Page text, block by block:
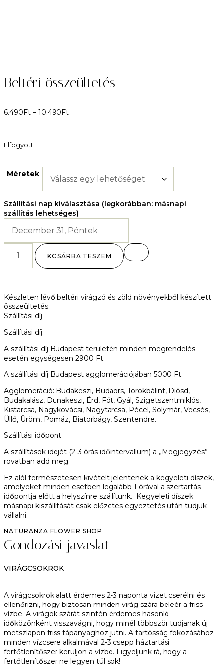
Beltéri összeültetés
6.490Ft – 10.490Ft
Elfogyott
Méretek
Szállítási nap kiválasztása (legkorábban: másnapi
szállítás lehetséges)
KOSÁRBA TESZEM
Készleten lévő beltéri virágzó és zöld növényekből készített
összeültetés.
Szállítási díj
Szállítási díj:
A szállítási díj Budapest területén minden megrendelés
esetén egységesen 2900 Ft.
A szállítási díj Budapest agglomerációjában 5000 Ft.
Agglomeráció: Budakeszi, Budaörs, Törökbálint, Diósd,
Budakalász, Dunakeszi, Érd, Fót, Gyál, Szigetszentmiklós,
Kistarcsa, Nagykovácsi, Nagytarcsa, Pécel, Solymár, Vecsés,
Üllő, Üröm, Pomáz, Biatorbágy, Szentendre.
Szállítási időpont
A szállítások idejét (2-3 órás időintervallum) a „Megjegyzés”
rovatban add meg.
Ez alól természetesen kivételt jelentenek a kegyeleti díszek,
amelyeket minden esetben legalább 1 órával a szertartás
időpontja előtt a helyszínre szállítunk. Kegyeleti díszek
másnapi kiszállítását csak előzetes egyeztetés után tudjuk
vállalni.
NATURANZA FLOWER SHOP
Gondozási javaslat
VIRÁGCSOKROK
A virágcsokrok alatt érdemes 2-3 naponta vizet cserélni és
ellenőrizni, hogy biztosan minden virág szára beleér a friss
vízbe. A virágok szárát szintén érdemes hasonló
időközönként visszavágni, hogy minél többször tudjanak új
metszlapon friss tápanyaghoz jutni. A tartósság fokozásához
minden vízcsere alkalmával 2-3 csepp háztartási
fertőtlenítőszer kerüljön a vízbe. Figyeljünk rá, hogy a
fertőtlenítőszer ne legyen túl sok!